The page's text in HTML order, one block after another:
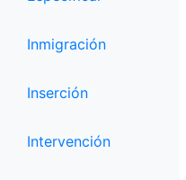
Inmigración
Inserción
Intervención